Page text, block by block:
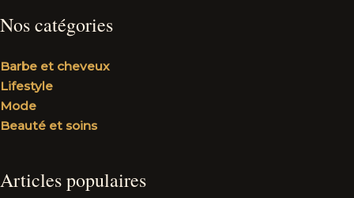
Nos catégories
Barbe et cheveux
Lifestyle
Mode
Beauté et soins
Articles populaires